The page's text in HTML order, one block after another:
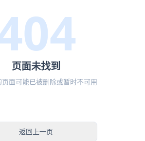
页面未找到
面可能已被删除或暂时不可用
返回上一页